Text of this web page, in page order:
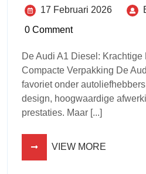
17 Februari 2026
0 Comment
De Audi A1 Diesel: Krachtige
Compacte Verpakking De
favoriet onder
design, hoogwaardige
prestaties. Maar [...]
VIEW MORE